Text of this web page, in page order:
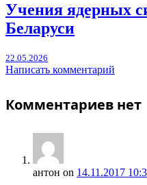
Учения ядерных
Беларуси
22.05.2026
Написать комментарий
Комментариев нет
антон on 14.11.2017